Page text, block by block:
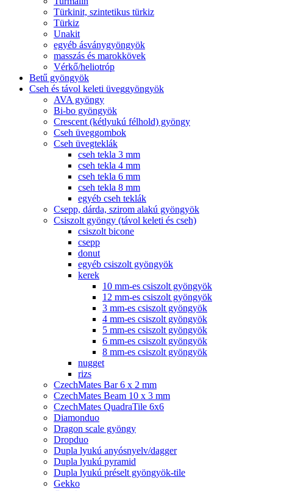
Türkinit, szintetikus türkiz
Türkiz
Unakit
egyéb ásványgyöngyök
masszás és marokkövek
Vérkő/heliotróp
Betű gyöngyök
Cseh és távol keleti üveggyöngyök
AVA gyöngy
Bi-bo gyöngyök
Crescent (kétlyukú félhold) gyöngy
Cseh üveggombok
Cseh üvegteklák
cseh tekla 3 mm
cseh tekla 4 mm
cseh tekla 6 mm
cseh tekla 8 mm
egyéb cseh teklák
Csepp, dárda, szirom alakú gyöngyök
Csiszolt gyöngy (távol keleti és cseh)
csiszolt bicone
csepp
donut
egyéb csiszolt gyöngyök
kerek
10 mm-es csiszolt gyöngyök
12 mm-es csiszolt gyöngyök
3 mm-es csiszolt gyöngyök
4 mm-es csiszolt gyöngyök
5 mm-es csiszolt gyöngyök
6 mm-es csiszolt gyöngyök
8 mm-es csiszolt gyöngyök
nugget
rizs
CzechMates Bar 6 x 2 mm
CzechMates Beam 10 x 3 mm
CzechMates QuadraTile 6x6
Diamonduo
Dragon scale gyöngy
Dropduo
Dupla lyukú anyósnyelv/dagger
Dupla lyukú pyramid
Dupla lyukú préselt gyöngyök-tile
Gekko